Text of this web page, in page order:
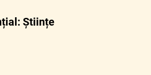
Științe